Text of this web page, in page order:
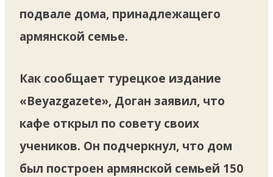
подвале дома, принадлежащего
армянской семье.
Как сообщает турецкое издание
«Beyazgazete», Доган заявил, что
кафе открыл по совету своих
учеников. Он подчеркнул, что дом
был построен армянской семьей 150